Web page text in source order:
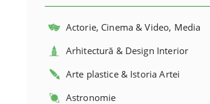
Actorie, Cinema & Video, Media
Arhitectură & Design Interior
Arte plastice & Istoria Artei
Astronomie